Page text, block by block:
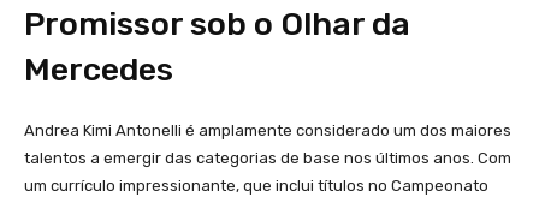
Promissor sob o Olhar da
Mercedes
Andrea Kimi Antonelli é amplamente considerado um dos maiores
talentos a emergir das categorias de base nos últimos anos. Com
um currículo impressionante, que inclui títulos no Campeonato